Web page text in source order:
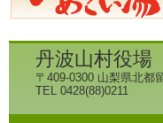
丹波山村役場
〒409-0300 山梨県北都
TEL 0428(88)0211